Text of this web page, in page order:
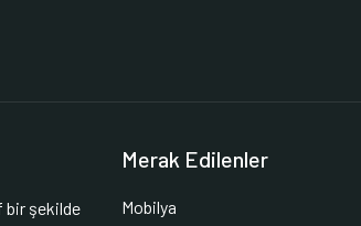
bir şekilde
Merak Edilenler
Mobilya